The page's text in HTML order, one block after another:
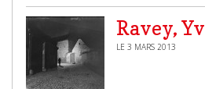
Ravey,
LE 3 MARS 2013